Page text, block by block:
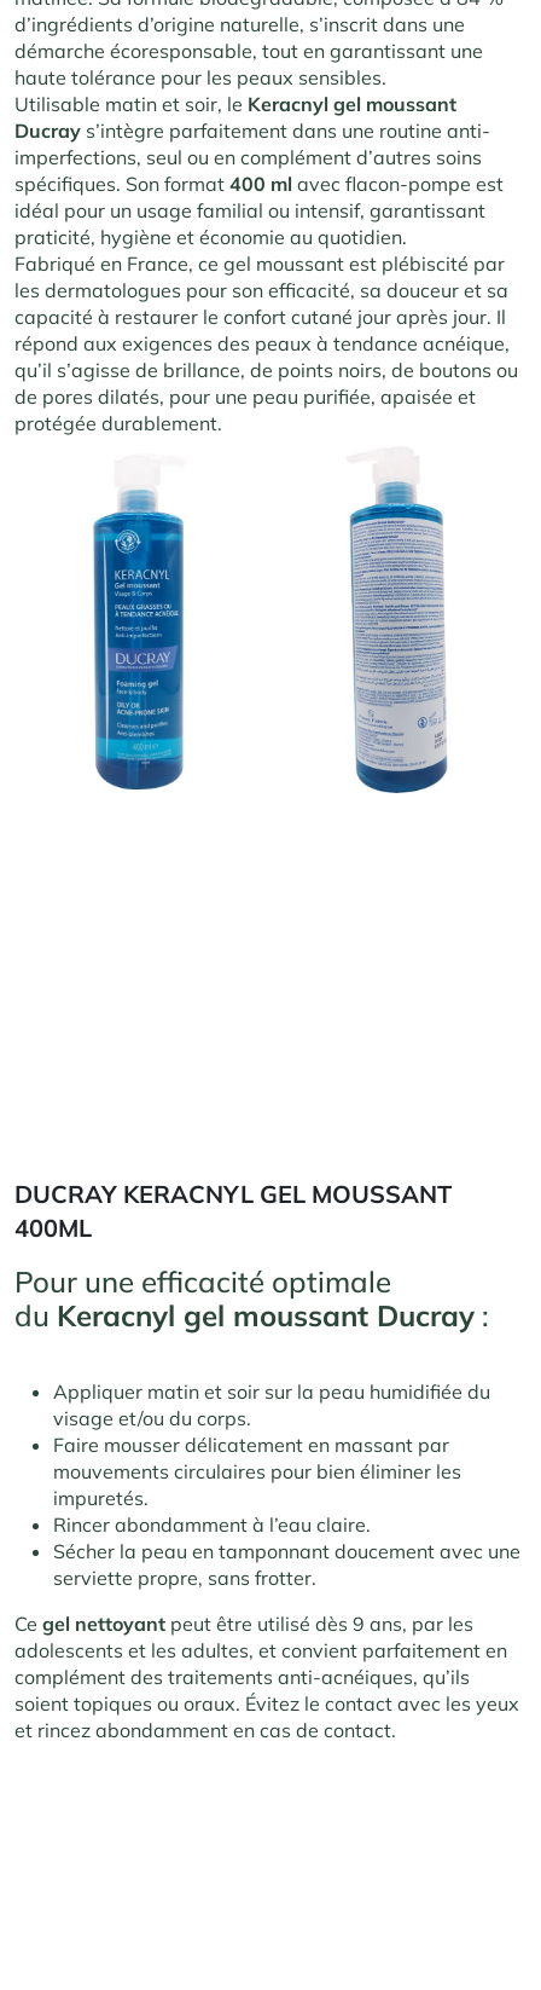
d’ingrédients d’origine naturelle, s’inscrit dans une
démarche écoresponsable, tout en garantissant une
haute tolérance pour les peaux sensibles.
Utilisable matin et soir, le Keracnyl gel moussant
Ducray s’intègre parfaitement dans une routine anti-
imperfections, seul ou en complément d’autres soins
spécifiques. Son format 400 ml avec flacon-pompe est
idéal pour un usage familial ou intensif, garantissant
praticité, hygiène et économie au quotidien.
Fabriqué en France, ce gel moussant est plébiscité par
les dermatologues pour son efficacité, sa douceur et sa
capacité à restaurer le confort cutané jour après jour. Il
répond aux exigences des peaux à tendance acnéique,
qu’il s’agisse de brillance, de points noirs, de boutons ou
de pores dilatés, pour une peau purifiée, apaisée et
protégée durablement.
DUCRAY KERACNYL GEL MOUSSANT
400ML
Pour une efficacité optimale
du Keracnyl gel moussant Ducray :
Appliquer matin et soir sur la peau humidifiée du
visage et/ou du corps.
Faire mousser délicatement en massant par
mouvements circulaires pour bien éliminer les
impuretés.
Rincer abondamment à l’eau claire.
Sécher la peau en tamponnant doucement avec une
serviette propre, sans frotter.
Ce gel nettoyant peut être utilisé dès 9 ans, par les
adolescents et les adultes, et convient parfaitement en
complément des traitements anti-acnéiques, qu’ils
soient topiques ou oraux. Évitez le contact avec les yeux
et rincez abondamment en cas de contact.